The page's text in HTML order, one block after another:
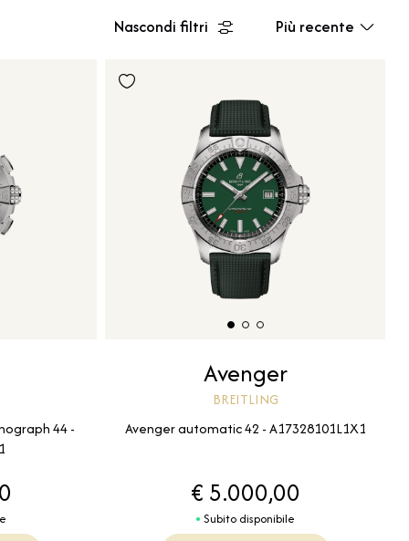
Nascondi filtri Più recente
44 -
Avenger
BREITLING
Avenger automatic 42 - A17328101L1X1
€ 5.000,00
Subito disponibile